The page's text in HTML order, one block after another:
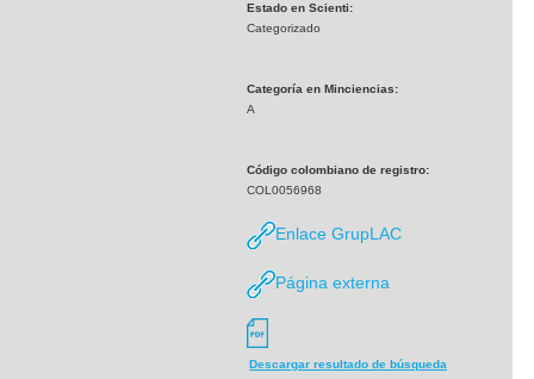
Estado en Scienti:
Categorizado
Categoría en Minciencias:
A
Código colombiano de registro:
COL0056968
Enlace GrupLAC
Página externa
Descargar resultado de búsqueda